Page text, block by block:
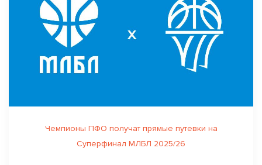
Чемпионы ПФО получат прямые путевки на
Суперфинал МЛБЛ 2025/26